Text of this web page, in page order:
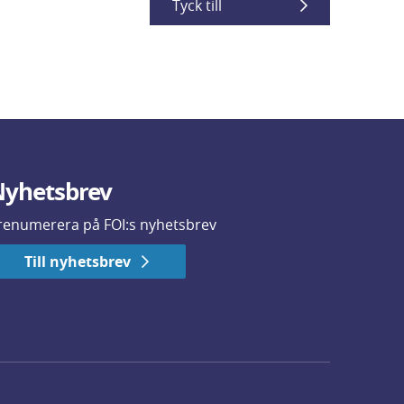
Tyck till
på FOI:s nyhetsbrev
Till nyhetsbrev